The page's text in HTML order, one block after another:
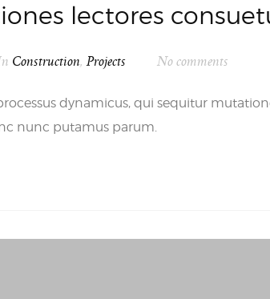
lectores
Construction, Projects No comments
dynamicus, qui sequitur
nunc putamus parum.